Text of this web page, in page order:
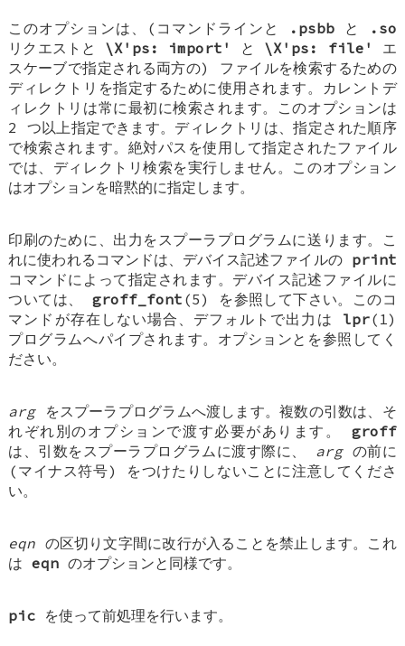
このオプションは、(コマンドラインと .psbbと
.so
リクエストと \X'ps: import' と \X'ps: file'
エ
スケーブで指定される両方の) ファイルを検索するための
ディレクトリを指定するために使用されます。カレントデ
ィレクトリは常に最初に検索されます。このオプションは
2 つ以上指定できます。ディレクトリは、指定された順序
で検索されます。絶対パスを使用して指定されたファイル
では、ディレクトリ検索を実行しません。このオプション
はオプションを暗黙的に指定します。
印刷のために、出力をスプーラプログラムに送ります。こ
れに使われるコマンドは、デバイス記述ファイルの print
コマンドによって指定されます。デバイス記述ファイルに
ついては、 groff_font (5) を参照して下さい。このコ
マンドが存在しない場合、デフォルトで出力は lpr(1)
プログラムへパイプされます。オプションとを参照してく
ださい。
argをスプーラプログラムへ渡します。複数の引数は、そ
れぞれ別のオプションで渡す必要があります。 groff
は、引数をスプーラプログラムに渡す際に、 argの前に
(マイナス符号) をつけたりしないことに注意してくださ
い。
eqn の区切り文字間に改行が入ることを禁止します。これ
はeqn のオプションと同様です。
pic を使って前処理を行います。